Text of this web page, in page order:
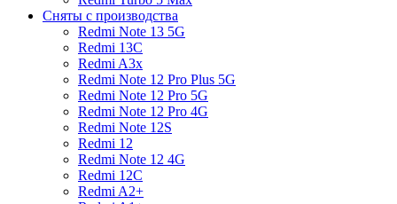
Сняты с производства
Redmi Note 13 5G
Redmi 13C
Redmi A3x
Redmi Note 12 Pro Plus 5G
Redmi Note 12 Pro 5G
Redmi Note 12 Pro 4G
Redmi Note 12S
Redmi 12
Redmi Note 12 4G
Redmi 12C
Redmi A2+